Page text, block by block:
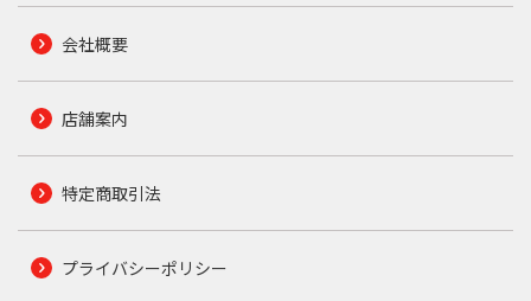
会社概要
店舗案内
特定商取引法
プライバシーポリシー